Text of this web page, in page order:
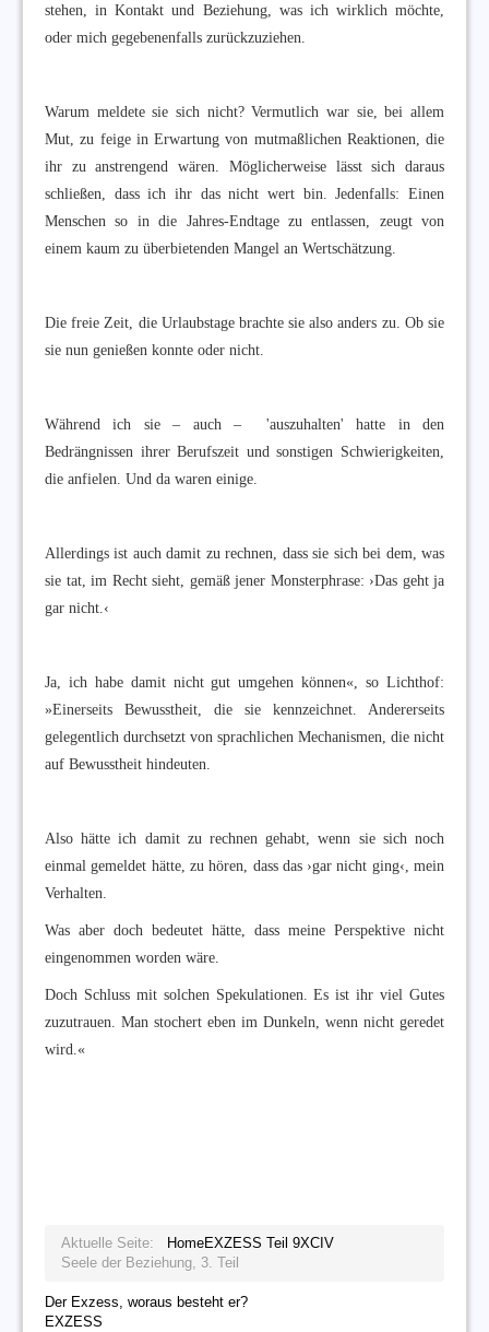
stehen, in Kontakt und Beziehung, was ich wirklich möchte,
oder mich gegebenenfalls zurückzuziehen.
Warum meldete sie sich nicht? Vermutlich war sie, bei allem
Mut, zu feige in Erwartung von mutmaßlichen Reaktionen, die
ihr zu anstrengend wären. Möglicherweise lässt sich daraus
schließen, dass ich ihr das nicht wert bin. Jedenfalls: Einen
Menschen so in die Jahres-Endtage zu entlassen, zeugt von
einem kaum zu überbietenden Mangel an Wertschätzung.
Die freie Zeit, die Urlaubstage brachte sie also anders zu. Ob sie
sie nun genießen konnte oder nicht.
Während ich sie – auch – 'auszuhalten' hatte in den
Bedrängnissen ihrer Berufszeit und sonstigen Schwierigkeiten,
die anfielen. Und da waren einige.
Allerdings ist auch damit zu rechnen, dass sie sich bei dem, was
sie tat, im Recht sieht, gemäß jener Monsterphrase: ›Das geht ja
gar nicht.‹
Ja, ich habe damit nicht gut umgehen können«, so Lichthof:
»Einerseits Bewusstheit, die sie kennzeichnet. Andererseits
gelegentlich durchsetzt von sprachlichen Mechanismen, die nicht
auf Bewusstheit hindeuten.
Also hätte ich damit zu rechnen gehabt, wenn sie sich noch
einmal gemeldet hätte, zu hören, dass das ›gar nicht ging‹, mein
Verhalten.
Was aber doch bedeutet hätte, dass meine Perspektive nicht
eingenommen worden wäre.
Doch Schluss mit solchen Spekulationen. Es ist ihr viel Gutes
zuzutrauen. Man stochert eben im Dunkeln, wenn nicht geredet
wird.«
Aktuelle Seite: HomeEXZESS Teil 9XCIV
Seele der Beziehung, 3. Teil
Der Exzess, woraus besteht er?
EXZESS